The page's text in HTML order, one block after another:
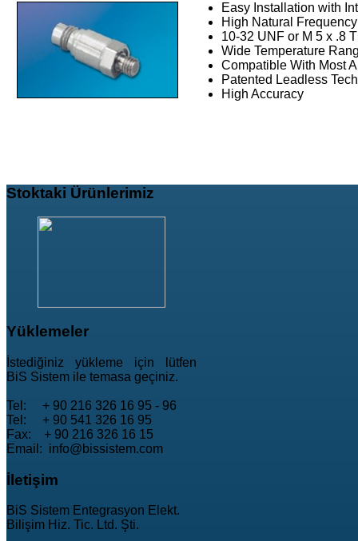
Easy Installation with
High Natural Frequency
10-32 UNF or M 5 x .8
Wide Temperature
Compatible With Most
Patented Leadless
High Accuracy
Stoktaki Ürünlerimiz
Yüklemeler
İstediğiniz yükleme için lütfen
BiS Sistem ile temasa geçiniz.
Tel: + 90 216 326 16 95 - 96
Tel: + 90 541 326 16 95
Fax: + 90 216 326 16 15
Email: info@bissistem.com
İletişim
BiS Sistem Entegrasyon Elekt.
Bilişim Hiz. Tic. Ltd. Şti.